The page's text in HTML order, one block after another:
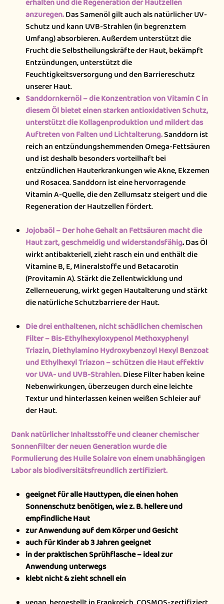
erhalten und die Regeneration der Hautzellen
anzuregen.Das Samenöl gilt auch als natürlicher UV-
Schutz und kann UVB-Strahlen (in begrenztem
Umfang) absorbieren. Außerdem unterstützt die
Frucht die Selbstheilungskräfte der Haut, bekämpft
Entzündungen, unterstützt die
Feuchtigkeitsversorgung und den Barriereschutz
unserer Haut.
Sanddornkernöl – die Konzentration von Vitamin C in
diesem Öl bietet einen starken antioxidativen Schutz,
unterstützt die Kollagenproduktion und mildert das
Auftreten von Falten und Lichtalterung.Sanddorn ist
reich an entzündungshemmenden Omega-Fettsäuren
und ist deshalb besonders vorteilhaft bei
entzündlichen Hauterkrankungen wie Akne, Ekzemen
und Rosacea. Sanddorn ist eine hervorragende
Vitamin A-Quelle, die den Zellumsatz steigert und die
Regeneration der Hautzellen fördert.
Jojobaöl – Der hohe Gehalt an Fettsäuren macht die
Haut zart, geschmeidig und widerstandsfähig.Das Öl
wirkt antibakteriell, zieht rasch ein und enthält die
Vitamine B, E, Mineralstoffe und Betacarotin
(Provitamin A). Stärkt die Zellentwicklung und
Zellerneuerung, wirkt gegen Hautalterung und stärkt
die natürliche Schutzbarriere der Haut.
Die drei enthaltenen, nicht schädlichen chemischen
Filter – Bis-Ethylhexyloxypenol Methoxyphenyl
Triazin, Diethylamino Hydroxybenzoyl Hexyl Benzoat
und Ethylhexyl Triazon – schützen die Haut effektiv
vor UVA- und UVB-Strahlen.Diese Filter haben keine
Nebenwirkungen, überzeugen durch eine leichte
Textur und hinterlassen keinen weißen Schleier auf
der Haut.
Dank natürlicher Inhaltsstoffe und cleaner chemischer
Sonnenfilter der neuen Generation wurde die
Formulierung des Huile Solaire von einem unabhängigen
Labor als biodiversitätsfreundlich zertifiziert.
geeignet für alle Hauttypen, die einen hohen
Sonnenschutz benötigen, wie z. B. hellere und
empfindliche Haut
zur Anwendung auf dem Körper und Gesicht
auch für Kinder ab 3 Jahren geeignet
in der praktischen Sprühflasche – ideal zur
Anwendung unterwegs
klebt nicht & zieht schnell ein